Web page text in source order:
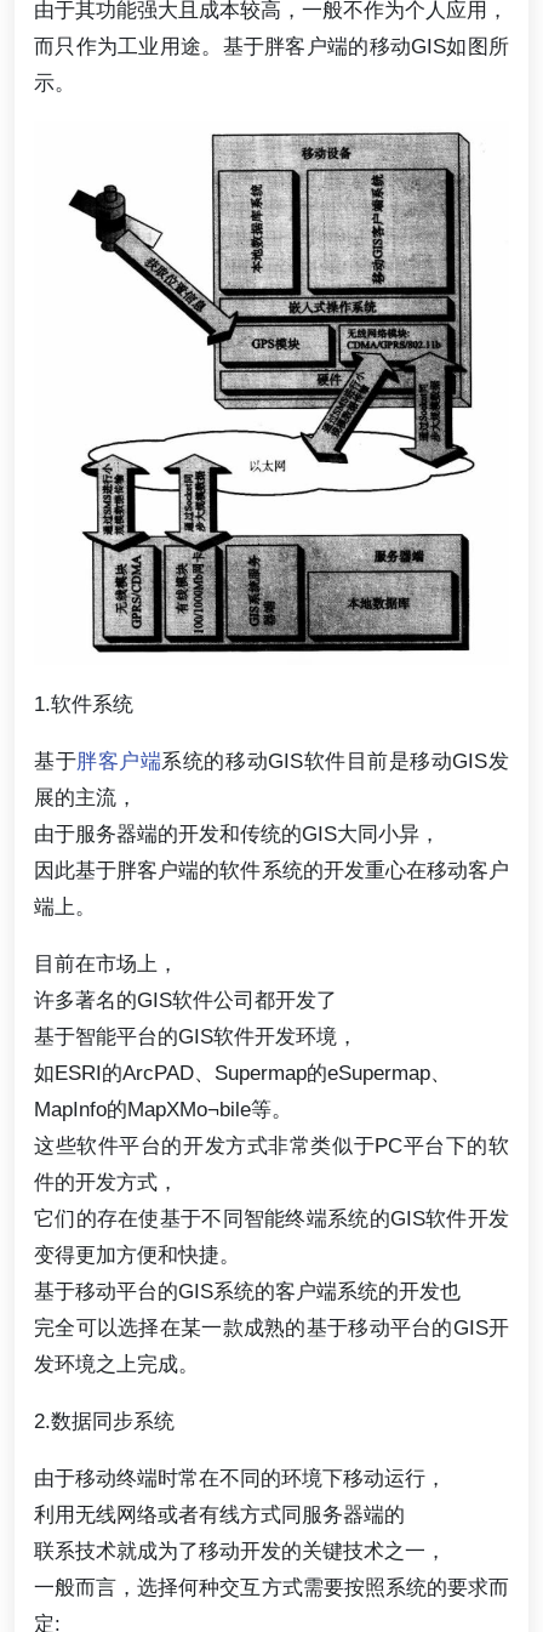
由于其功能强大且成本较高，一般不作为个人应用，
而只作为工业用途。基于胖客户端的移动GIS如图所
示。
1.软件系统
基于胖客户端系统的移动GIS软件目前是移动GIS发
展的主流，
由于服务器端的开发和传统的GIS大同小异，
因此基于胖客户端的软件系统的开发重心在移动客户
端上。
目前在市场上，
许多著名的GIS软件公司都开发了
基于智能平台的GIS软件开发环境，
如ESRI的ArcPAD、Supermap的eSupermap、
MapInfo的MapXMo¬bile等。
这些软件平台的开发方式非常类似于PC平台下的软
件的开发方式，
它们的存在使基于不同智能终端系统的GIS软件开发
变得更加方便和快捷。
基于移动平台的GIS系统的客户端系统的开发也
完全可以选择在某一款成熟的基于移动平台的GIS开
发环境之上完成。
2.数据同步系统
由于移动终端时常在不同的环境下移动运行，
利用无线网络或者有线方式同服务器端的
联系技术就成为了移动开发的关键技术之一，
一般而言，选择何种交互方式需要按照系统的要求而
定: